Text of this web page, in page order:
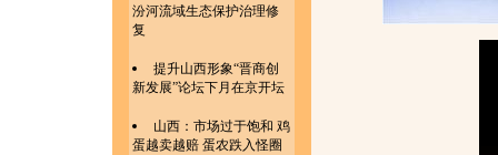
汾河流域生态保护治理修
复
提升山西形象“晋商创
新发展”论坛下月在京开坛
山西：市场过于饱和 鸡
蛋越卖越赔 蛋农跌入怪圈